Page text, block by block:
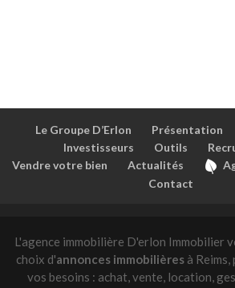
Le Groupe D’Erlon Présentation
Investisseurs
Outils
Vendre votre bien
Actualités
Contact
L'agence immobilière D'erlon Immobilier
choix d'annonces immobilièresà Reims,
vos besoins : achat, vente, location,